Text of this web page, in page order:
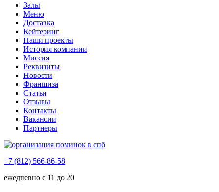
Залы
Меню
Доставка
Кейтеринг
Наши проекты
История компании
Миссия
Реквизиты
Новости
Франшиза
Статьи
Отзывы
Контакты
Вакансии
Партнеры
+7 (812) 566-86-58
ежедневно с 11 до 20